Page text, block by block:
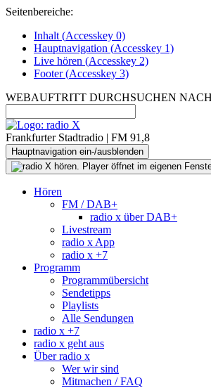
Seitenbereiche:
Inhalt (Accesskey 0)
Hauptnavigation (Accesskey 1)
Live hören (Accesskey 2)
Footer(Accesskey 3)
WEBAUFTRITT DURCHSUCHEN
Frankfurter Stadtradio | FM 91,8
Hauptnavigation ein-/ausblenden
Hören
FM / DAB+
radio x über DAB+
Livestream
radio x App
radio x +7
Programm
Programmübersicht
Sendetipps
Playlists
Alle Sendungen
radio x +7
radio x geht aus
Über radio x
Wer wir sind
Mitmachen / FAQ